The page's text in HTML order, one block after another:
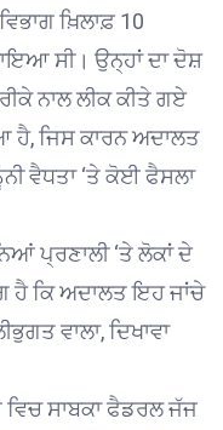
ਖ਼ਿਲਾਫ਼ 10
ਸੀ। ਉਨ੍ਹਾਂ ਦਾ ਦੋਸ਼
ਨਾਲ ਲੀਕ ਕੀਤੇ ਗਏ
ਜਿਸ ਕਾਰਨ ਅਦਾਲਤ
ਵੈਧਤਾ ‘ਤੇ ਕੋਈ ਫੈਸਲਾ
ਪ੍ਰਣਾਲੀ ‘ਤੇ ਲੋਕਾਂ ਦੇ
ਹੈ ਕਿ ਅਦਾਲਤ ਇਹ ਜਾਂਚੇ
ਵਾਲਾ, ਦਿਖਾਵਾ
ਸਾਬਕਾ ਫੈਡਰਲ ਜੱਜ